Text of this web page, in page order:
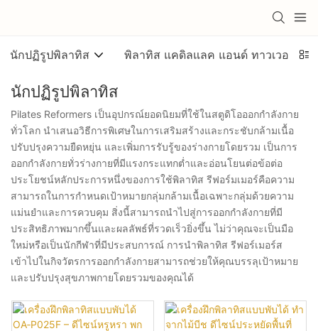
นักปฏิรูปพิลาทิส พิลาทิส แคดิลแลค แอนด์ ทาวเวอร์
นักปฏิรูปพิลาทิส
Pilates Reformers เป็นอุปกรณ์ยอดนิยมที่ใช้ในสตูดิโอออกกำลังกาย
ทั่วโลก นำเสนอวิธีการพิเศษในการเสริมสร้างและกระชับกล้ามเนื้อ
ปรับปรุงความยืดหยุ่น และเพิ่มการรับรู้ของร่างกายโดยรวม เป็นการ
ออกกำลังกายทั่วร่างกายที่มีแรงกระแทกต่ำและอ่อนโยนต่อข้อต่อ
ประโยชน์หลักประการหนึ่งของการใช้พิลาทิส รีฟอร์มเมอร์คือความ
สามารถในการกำหนดเป้าหมายกลุ่มกล้ามเนื้อเฉพาะกลุ่มด้วยความ
แม่นยำและการควบคุม สิ่งนี้สามารถนำไปสู่การออกกำลังกายที่มี
ประสิทธิภาพมากขึ้นและผลลัพธ์ที่รวดเร็วยิ่งขึ้น ไม่ว่าคุณจะเป็นมือ
ใหม่หรือเป็นนักกีฬาที่มีประสบการณ์ การนำพิลาทิส รีฟอร์เมอร์ส
เข้าไปในกิจวัตรการออกกำลังกายสามารถช่วยให้คุณบรรลุเป้าหมาย
และปรับปรุงสุขภาพกายโดยรวมของคุณได้